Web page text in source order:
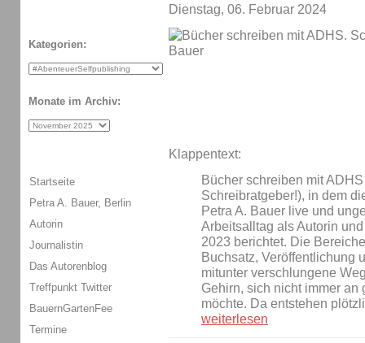
Dienstag, 06. Februar 2024
Klappentext:
Bücher schreiben mit
Schreibratgeber!), in dem
Petra A. Bauer live und
Arbeitsalltag als Autorin
2023 berichtet. Die
Buchsatz, Veröffentlichung
mitunter verschlungene
Gehirn, sich nicht immer
möchte. Da entstehen
weiterlesen
Kategorien:
Monate im Archiv:
Startseite
Petra A. Bauer, Berlin
Autorin
Journalistin
Das Autorenblog
Treffpunkt Twitter
BauernGartenFee
Termine